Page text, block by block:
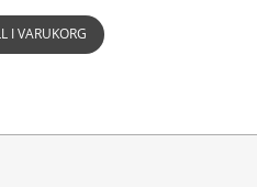
alternativen
kan
I VARUKORG